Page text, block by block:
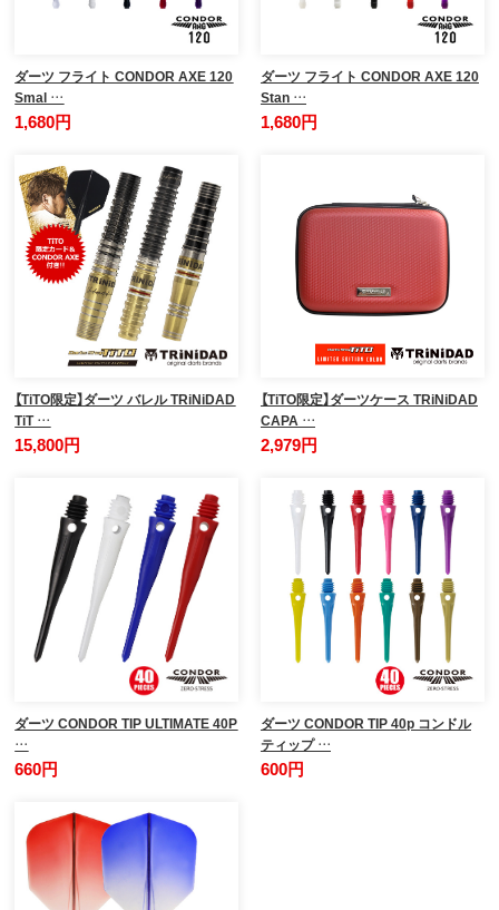
ダーツ フライト CONDOR AXE 120
Smal …
1,680円
ダーツ フライト CONDOR AXE 120
Stan …
1,680円
【TiTO限定】ダーツ バレル TRiNiDAD
TiT …
15,800円
【TiTO限定】ダーツケース TRiNiDAD
CAPA …
2,979円
ダーツ CONDOR TIP ULTIMATE 40P
…
660円
ダーツ CONDOR TIP 40p コンドル
ティップ …
600円